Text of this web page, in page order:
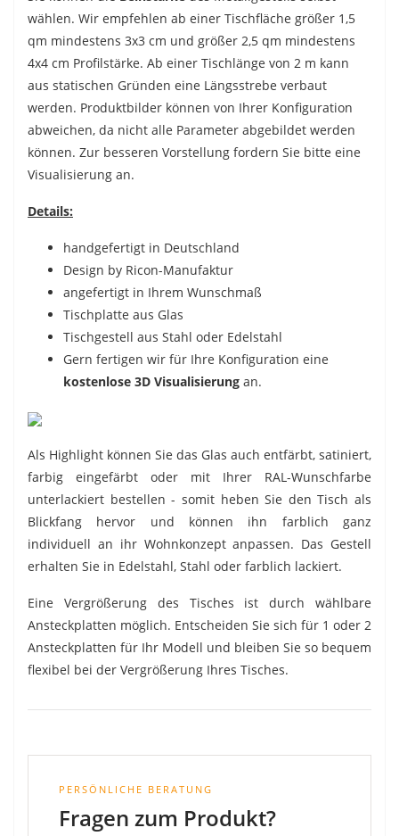
wählen. Wir empfehlen ab einer Tischfläche größer 1,5
qm mindestens 3x3 cm und größer 2,5 qm mindestens
4x4 cm Profilstärke. Ab einer Tischlänge von 2 m kann
aus statischen Gründen eine Längsstrebe verbaut
werden. Produktbilder können von Ihrer Konfiguration
abweichen, da nicht alle Parameter abgebildet werden
können. Zur besseren Vorstellung fordern Sie bitte eine
Visualisierung an.
Details:
handgefertigt in Deutschland
Design by Ricon-Manufaktur
angefertigt in Ihrem Wunschmaß
Tischplatte aus Glas
Tischgestell aus Stahl oder Edelstahl
Gern fertigen wir für Ihre Konfiguration eine
kostenlose 3D Visualisierung an.
Als Highlight können Sie das Glas auch entfärbt, satiniert,
farbig eingefärbt oder mit Ihrer RAL-Wunschfarbe
unterlackiert bestellen - somit heben Sie den Tisch als
Blickfang hervor und können ihn farblich ganz
individuell an ihr Wohnkonzept anpassen. Das Gestell
erhalten Sie in Edelstahl, Stahl oder farblich lackiert.
Eine Vergrößerung des Tisches ist durch wählbare
Ansteckplatten möglich. Entscheiden Sie sich für 1 oder 2
Ansteckplatten für Ihr Modell und bleiben Sie so bequem
flexibel bei der Vergrößerung Ihres Tisches.
PERSÖNLICHE BERATUNG
Fragen zum Produkt?